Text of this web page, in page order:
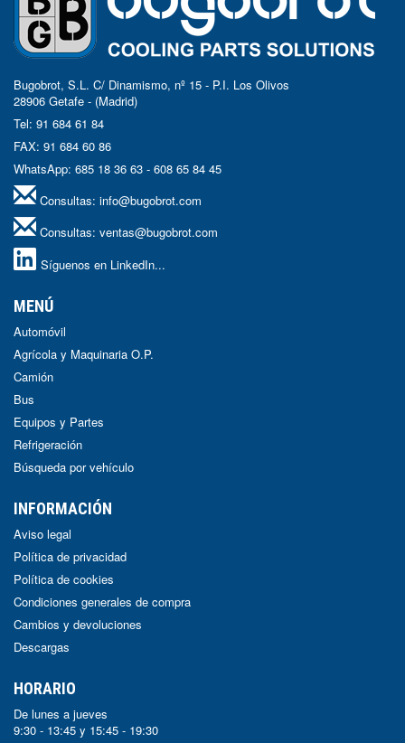
Bugobrot, S.L. C/ Dinamismo, nº 15 - P.I. Los Olivos
28906 Getafe - (Madrid)
Tel: 91 684 61 84
FAX: 91 684 60 86
WhatsApp: 685 18 36 63 - 608 65 84 45
Consultas: info@bugobrot.com
Consultas: ventas@bugobrot.com
Síguenos en LinkedIn...
MENÚ
Automóvil
Agrícola y Maquinaria O.P.
Camión
Bus
Equipos y Partes
Refrigeración
Búsqueda por vehículo
INFORMACIÓN
Aviso legal
Política de privacidad
Política de cookies
Condiciones generales de compra
Cambios y devoluciones
Descargas
HORARIO
De lunes a jueves
9:30 - 13:45 y 15:45 - 19:30